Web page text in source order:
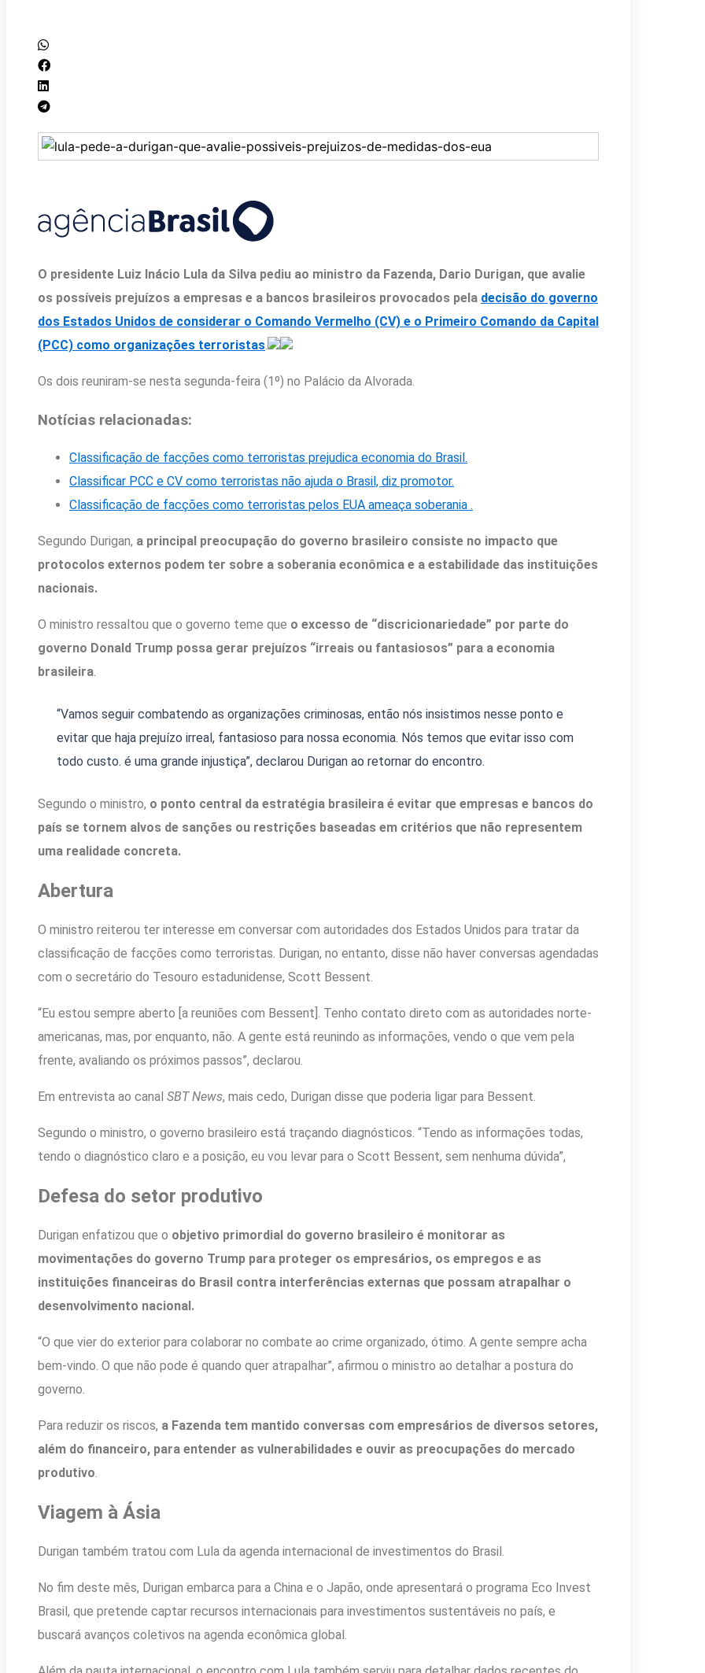
O presidente Luiz Inácio Lula da Silva pediu ao ministro da Fazenda, Dario Durigan, que avalie
os possíveis prejuízos a empresas e a bancos brasileiros provocados pela decisão do governo
dos Estados Unidos de considerar o Comando Vermelho (CV) e o Primeiro Comando da Capital
(PCC) como organizações terroristas.
Os dois reuniram-se nesta segunda-feira (1º) no Palácio da Alvorada.
Notícias relacionadas:
Classificação de facções como terroristas prejudica economia do Brasil.
Classificar PCC e CV como terroristas não ajuda o Brasil, diz promotor.
Classificação de facções como terroristas pelos EUA ameaça soberania .
Segundo Durigan, a principal preocupação do governo brasileiro consiste no impacto que
protocolos externos podem ter sobre a soberania econômica e a estabilidade das instituições
nacionais.
O ministro ressaltou que o governo teme que o excesso de “discricionariedade” por parte do
governo Donald Trump possa gerar prejuízos “irreais ou fantasiosos” para a economia
brasileira.
“Vamos seguir combatendo as organizações criminosas, então nós insistimos nesse ponto e
evitar que haja prejuízo irreal, fantasioso para nossa economia. Nós temos que evitar isso com
todo custo. é uma grande injustiça”, declarou Durigan ao retornar do encontro.
Segundo o ministro, o ponto central da estratégia brasileira é evitar que empresas e bancos do
país se tornem alvos de sanções ou restrições baseadas em critérios que não representem
uma realidade concreta.
Abertura
O ministro reiterou ter interesse em conversar com autoridades dos Estados Unidos para tratar da
classificação de facções como terroristas. Durigan, no entanto, disse não haver conversas agendadas
com o secretário do Tesouro estadunidense, Scott Bessent.
“Eu estou sempre aberto [a reuniões com Bessent]. Tenho contato direto com as autoridades norte-
americanas, mas, por enquanto, não. A gente está reunindo as informações, vendo o que vem pela
frente, avaliando os próximos passos”, declarou.
Em entrevista ao canal SBT News, mais cedo, Durigan disse que poderia ligar para Bessent.
Segundo o ministro, o governo brasileiro está traçando diagnósticos. “Tendo as informações todas,
tendo o diagnóstico claro e a posição, eu vou levar para o Scott Bessent, sem nenhuma dúvida”,
Defesa do setor produtivo
Durigan enfatizou que o objetivo primordial do governo brasileiro é monitorar as
movimentações do governo Trump para proteger os empresários, os empregos e as
instituições financeiras do Brasil contra interferências externas que possam atrapalhar o
desenvolvimento nacional.
“O que vier do exterior para colaborar no combate ao crime organizado, ótimo. A gente sempre acha
bem-vindo. O que não pode é quando quer atrapalhar”, afirmou o ministro ao detalhar a postura do
governo.
Para reduzir os riscos, a Fazenda tem mantido conversas com empresários de diversos setores,
além do financeiro, para entender as vulnerabilidades e ouvir as preocupações do mercado
produtivo.
Viagem à Ásia
Durigan também tratou com Lula da agenda internacional de investimentos do Brasil.
No fim deste mês, Durigan embarca para a China e o Japão, onde apresentará o programa Eco Invest
Brasil, que pretende captar recursos internacionais para investimentos sustentáveis no país, e
buscará avanços coletivos na agenda econômica global.